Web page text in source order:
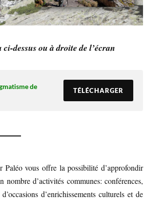
ci-dessus ou à droite de l’écran
de
TÉLÉCHARGER
Paléo vous offre la possibilité d’approfondir
nombre d’activités communes: conférences,
d’enrichissements culturels et de